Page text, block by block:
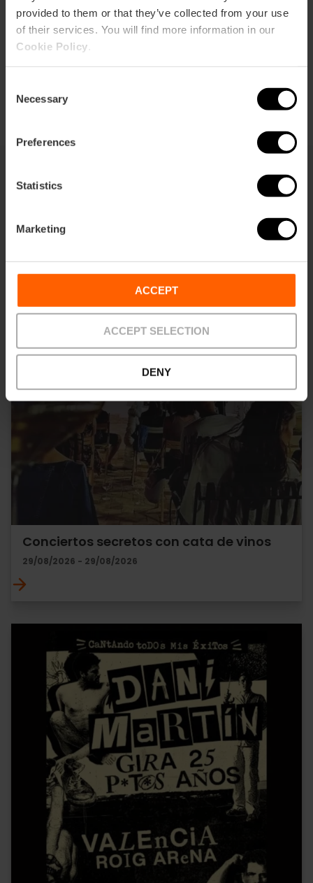
provided to them or that they’ve collected from your use
of their services. You will find more information in our
Cookie Policy
Selection
Necessary
Preferences
Statistics
Marketing
ACCEPT
ACCEPT SELECTION
DENY
Conciertos secretos con cata de vinos
29/08/2026 - 29/08/2026